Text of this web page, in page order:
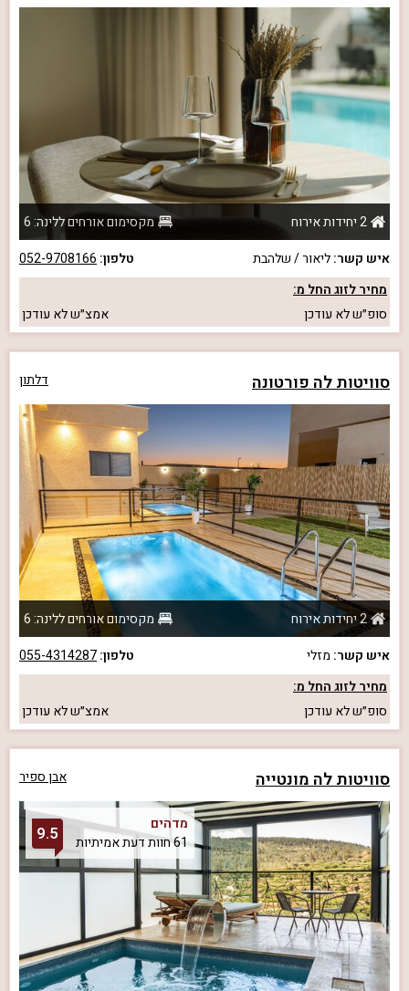
2 יחידות אירוח
מקסימום אורחים ללינה: 6
איש קשר:ליאור / שלהבת טלפון: 052-9708166
מחיר לזוג החל מ:
סופ״שלא עודכן אמצ״שלא עודכן
סוויטות לה פורטונה דלתון
2 יחידות אירוח
מקסימום אורחים ללינה: 6
איש קשר: מזלי טלפון:055-4314287
מחיר לזוג החל מ:
סופ״שלא עודכן אמצ״שלא עודכן
סוויטות לה מונטייה אבן ספיר
מדהים
61 חוות דעת אמיתיות
9.5